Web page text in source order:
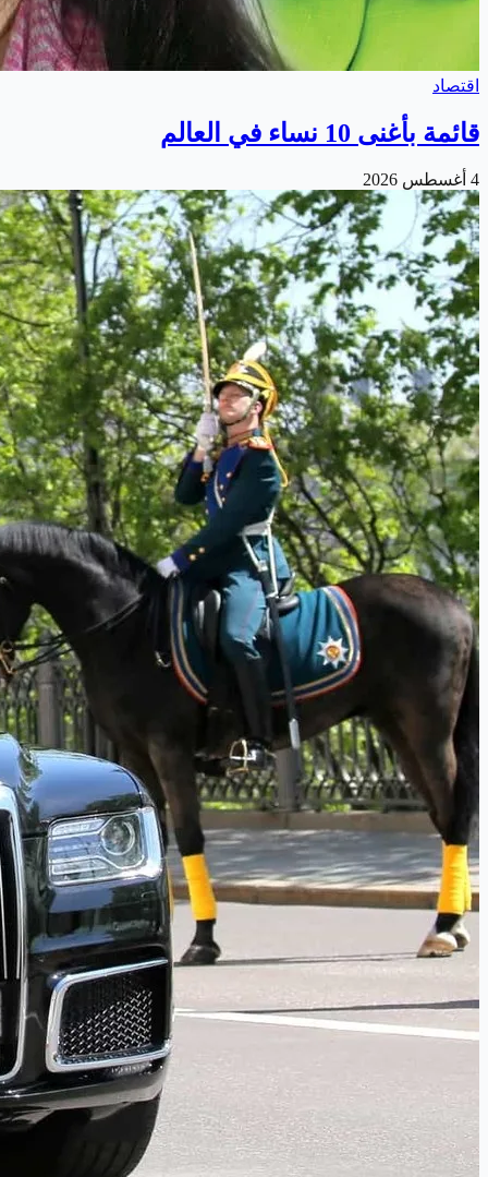
اقتصاد
قائمة بأغنى 10 نساء في العالم
4 أغسطس 2026